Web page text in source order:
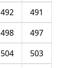
491
492
497
498
503
504